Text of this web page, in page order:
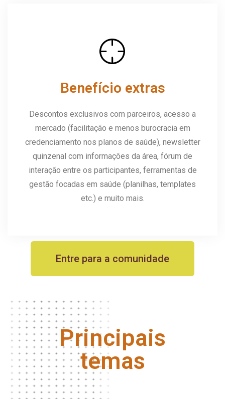
Benefício extras
Descontos exclusivos com parceiros, acesso a
mercado (facilitação e menos burocracia em
credenciamento nos planos de saúde), newsletter
quinzenal com informações da área, fórum de
interação entre os participantes, ferramentas de
gestão focadas em saúde (planilhas, templates
etc.) e muito mais.
Entre para a comunidade
Principais
temas